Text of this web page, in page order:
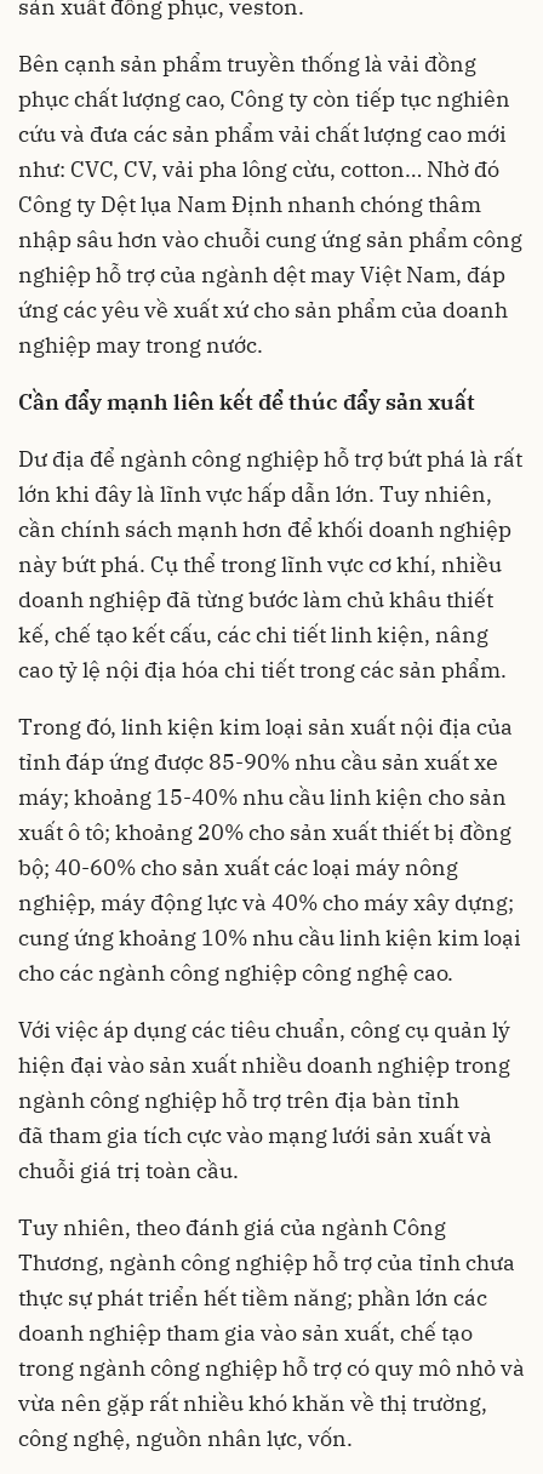
sản xuất đồng phục, veston.
Bên cạnh sản phẩm truyền thống là vải đồng
phục chất lượng cao, Công ty còn tiếp tục nghiên
cứu và đưa các sản phẩm vải chất lượng cao mới
như: CVC, CV, vải pha lông cừu, cotton… Nhờ đó
Công ty Dệt lụa Nam Định nhanh chóng thâm
nhập sâu hơn vào chuỗi cung ứng sản phẩm công
nghiệp hỗ trợ của ngành dệt may Việt Nam, đáp
ứng các yêu về xuất xứ cho sản phẩm của doanh
nghiệp may trong nước.
Cần đẩy mạnh liên kết để thúc đẩy sản xuất
Dư địa để ngành công nghiệp hỗ trợbứt phá là rất
lớn khi đây là lĩnh vực hấp dẫn lớn. Tuy nhiên,
cần chính sách mạnh hơn để khối doanh nghiệp
này bứt phá. Cụ thể trong lĩnh vực cơ khí, nhiều
doanh nghiệp đã từng bước làm chủ khâu thiết
kế, chế tạo kết cấu, các chi tiết linh kiện, nâng
cao tỷ lệ nội địa hóa chi tiết trong các sản phẩm.
Trong đó, linh kiện kim loại sản xuất nội địa của
tỉnh đáp ứng được 85-90% nhu cầu sản xuất xe
máy; khoảng 15-40% nhu cầu linh kiện cho sản
xuất ô tô; khoảng 20% cho sản xuất thiết bị đồng
bộ; 40-60% cho sản xuất các loại máy nông
nghiệp, máy động lực và 40% cho máy xây dựng;
cung ứng khoảng 10% nhu cầu linh kiện kim loại
cho các ngành công nghiệp công nghệ cao.
Với việc áp dụng các tiêu chuẩn, công cụ quản lý
hiện đại vào sản xuất nhiều doanh nghiệp trong
ngành công nghiệp hỗ trợ trên địa bàn tỉnh
đã tham gia tích cực vào mạng lưới sản xuất và
chuỗi giá trị toàn cầu.
Tuy nhiên, theo đánh giá của ngành Công
Thương, ngành công nghiệp hỗ trợ của tỉnh chưa
thực sự phát triển hết tiềm năng; phần lớn các
doanh nghiệp tham gia vào sản xuất, chế tạo
trong ngành công nghiệp hỗ trợ có quy mô nhỏ và
vừa nên gặp rất nhiều khó khăn về thị trường,
công nghệ, nguồn nhân lực, vốn.